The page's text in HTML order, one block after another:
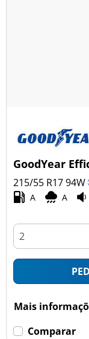
GoodYear
215/55 R1794W
A A
Mais
Comparar